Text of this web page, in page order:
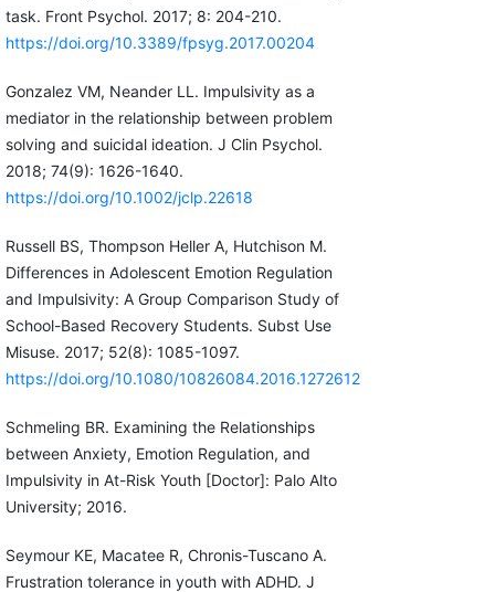
task. Front Psychol. 2017; 8: 204-210.
https://doi.org/10.3389/fpsyg.2017.00204
Gonzalez VM, Neander LL. Impulsivity as a
mediator in the relationship between problem
solving and suicidal ideation. J Clin Psychol.
2018; 74(9): 1626-1640.
https://doi.org/10.1002/jclp.22618
Russell BS, Thompson Heller A, Hutchison M.
Differences in Adolescent Emotion Regulation
and Impulsivity: A Group Comparison Study of
School-Based Recovery Students. Subst Use
Misuse. 2017; 52(8): 1085-1097.
https://doi.org/10.1080/10826084.2016.1272612
Schmeling BR. Examining the Relationships
between Anxiety, Emotion Regulation, and
Impulsivity in At-Risk Youth [Doctor]: Palo Alto
University; 2016.
Seymour KE, Macatee R, Chronis-Tuscano A.
Frustration tolerance in youth with ADHD. J